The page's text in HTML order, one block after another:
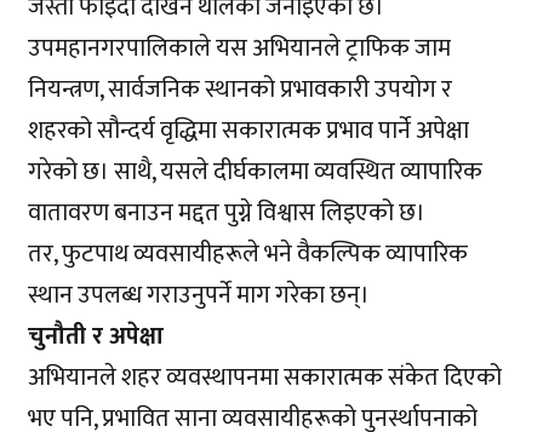
उपमहानगरपालिकाले यस अभियानले ट्राफिक जाम
नियन्त्रण, सार्वजनिक स्थानको प्रभावकारी उपयोग र
शहरको सौन्दर्य वृद्धिमा सकारात्मक प्रभाव पार्ने अपेक्षा
गरेको छ। साथै, यसले दीर्घकालमा व्यवस्थित व्यापारिक
वातावरण बनाउन मद्दत पुग्ने विश्वास लिइएको छ।
तर, फुटपाथ व्यवसायीहरूले भने वैकल्पिक व्यापारिक
स्थान उपलब्ध गराउनुपर्ने माग गरेका छन्।
चुनौती र अपेक्षा
अभियानले शहर व्यवस्थापनमा सकारात्मक संकेत दिएको
भए पनि, प्रभावित साना व्यवसायीहरूको पुनर्स्थापनाको